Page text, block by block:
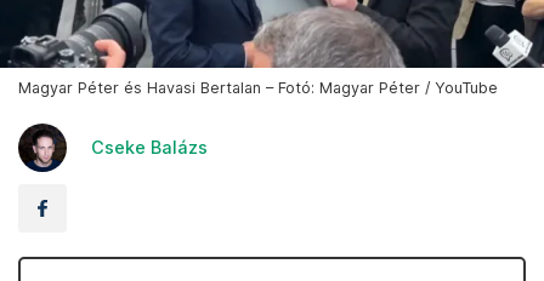
Magyar Péter és Havasi Bertalan – Fotó: Magyar Péter / YouTube
Cseke Balázs